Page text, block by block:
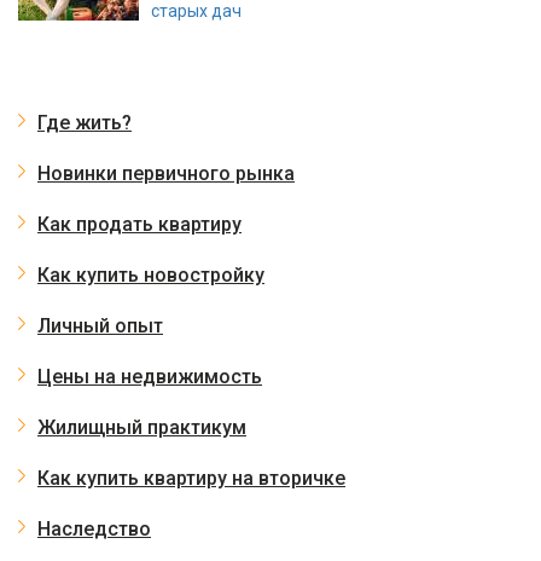
старых дач
Где жить?
Новинки первичного рынка
Как продать квартиру
Как купить новостройку
Личный опыт
Цены на недвижимость
Жилищный практикум
Как купить квартиру на вторичке
Наследство